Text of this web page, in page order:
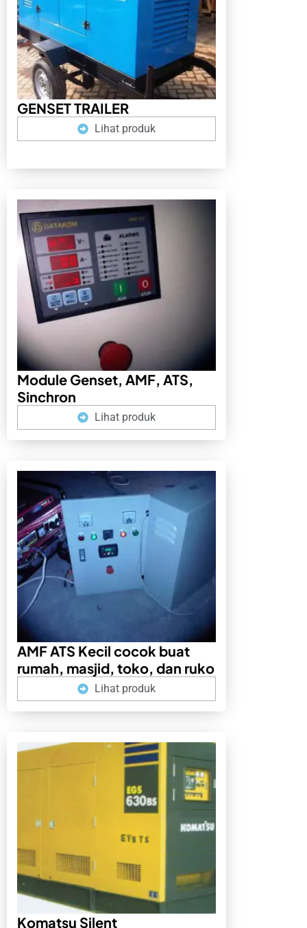
GENSET TRAILER
Lihat produk
Module Genset, AMF, ATS,
Sinchron
Lihat produk
AMF ATS Kecil cocok buat
rumah, masjid, toko, dan ruko
Lihat produk
Komatsu Silent